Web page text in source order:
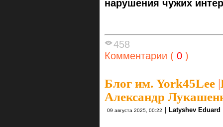
нарушения чужих
458
Комментарии ( 0 )
Блог им. York45Lee |
Александр
09 августа 2025, 00:22 | Latyshev Eduard